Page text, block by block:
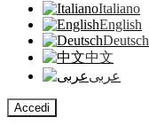
Italiano
English
Deutsch
中文
عربى
Accedi